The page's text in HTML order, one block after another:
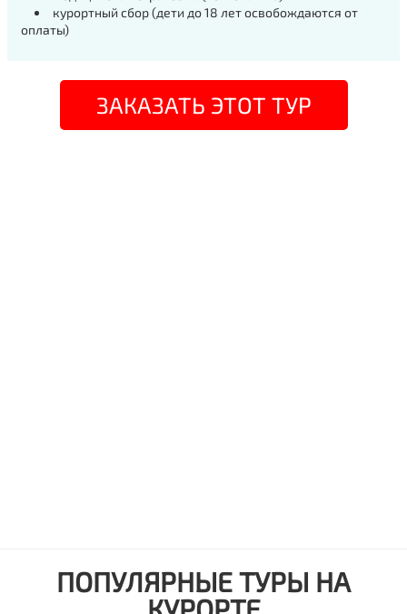
курортный сбор (дети до 18 лет освобождаются от
оплаты)
ЗАКАЗАТЬ ЭТОТ ТУР
ПОПУЛЯРНЫЕ ТУРЫ НА